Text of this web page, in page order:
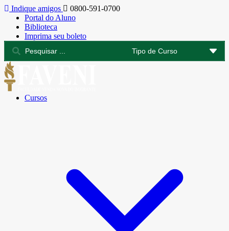
Indique amigos
0800-591-0700
Portal do Aluno
Biblioteca
Imprima seu boleto
Cursos